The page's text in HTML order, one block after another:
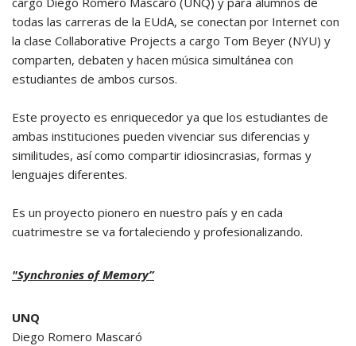
todas las carreras de la EUdA, se conectan por Internet con
la clase Collaborative Projects a cargo Tom Beyer (NYU) y
comparten, debaten y hacen música simultánea con
estudiantes de ambos cursos.
Este proyecto es enriquecedor ya que los estudiantes de
ambas instituciones pueden vivenciar sus diferencias y
similitudes, así como compartir idiosincrasias, formas y
lenguajes diferentes.
Es un proyecto pionero en nuestro país y en cada
cuatrimestre se va fortaleciendo y profesionalizando.
"Synchronies of Memory”
UNQ
Diego Romero Mascaró